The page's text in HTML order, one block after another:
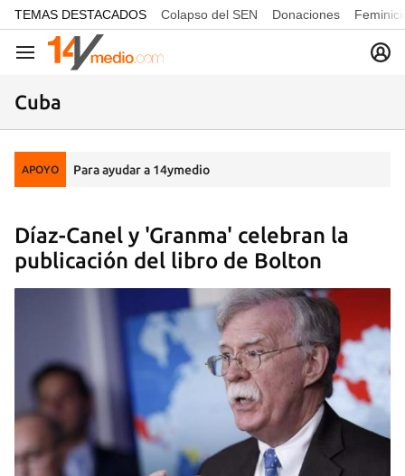
common.go-to-content
TEMAS DESTACADOS Colapso del SEN Donaciones
Navegación
Cuba
APOYO Para ayudar a 14ymedio
Díaz-Canel y 'Granma' celebran la
publicación del libro de Bolton